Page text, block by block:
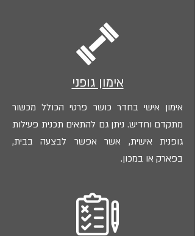
אימון גופני
אימון אישי בחדר כושר פרטי הכולל מכשור
מתקדם וחדיש. ניתן גם להתאים תכנית פעילות
גופנית אישית, אשר אפשר לבצעה בבית,
בפארק או במכון.